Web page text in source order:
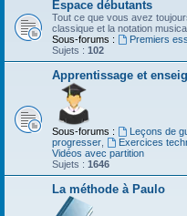
Espace débutants
Tout ce que vous avez
classique et la notation
Sous-forums :
Premiers
Sujets : 102
Apprentissage et
Sous-forums : Leçons de
progresser
Exercices
Vidéos avec partition
Sujets : 1646
La méthode à Paulo